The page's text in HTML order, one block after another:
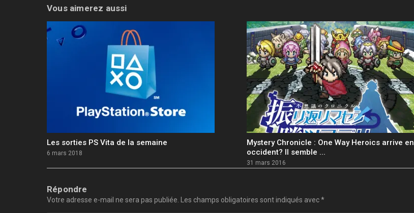
Vous aimerez aussi
Les sorties PS Vita de la semaine
6 mars 2018
Mystery Chronicle : One Way Heroics arrive en
occident? Il semble ...
31 mars 2016
Répondre
Votre adresse e-mail ne sera pas publiée. Les champs obligatoires sont indiqués avec*